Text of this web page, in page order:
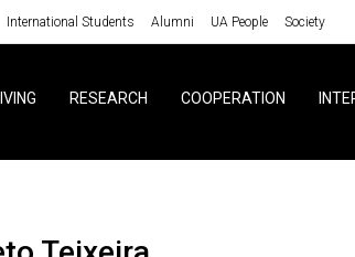
International Students Alumni UA People Society
RESEARCH COOPERATION